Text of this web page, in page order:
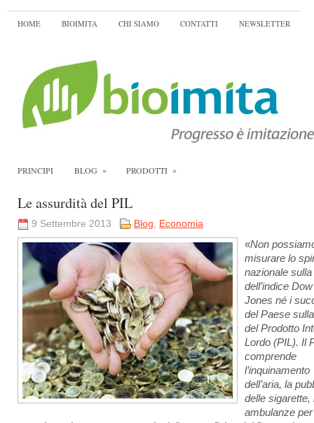
HOME BIOIMITA CHI SIAMO CONTATTI NEWSLETTER
PRINCIPI BLOG » PRODOTTI »
Le assurdità del PIL
9 Settembre 2013 Blog, Economia
«Non
misurare lo
nazionale
dell’indice Dow
Jones né i
del Paese
del Prodotto
Lordo (PIL). Il
comprende
l’inquinamento
dell’aria, la
delle sigarette,
ambulanze per